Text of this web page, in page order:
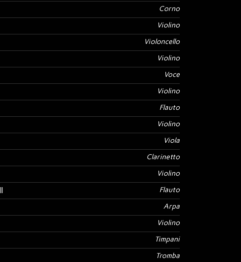
Corno
Violino
Violoncello
Violino
Voce
Violino
Flauto
Violino
Viola
Clarinetto
Violino
Flauto
Arpa
Violino
Timpani
Tromba